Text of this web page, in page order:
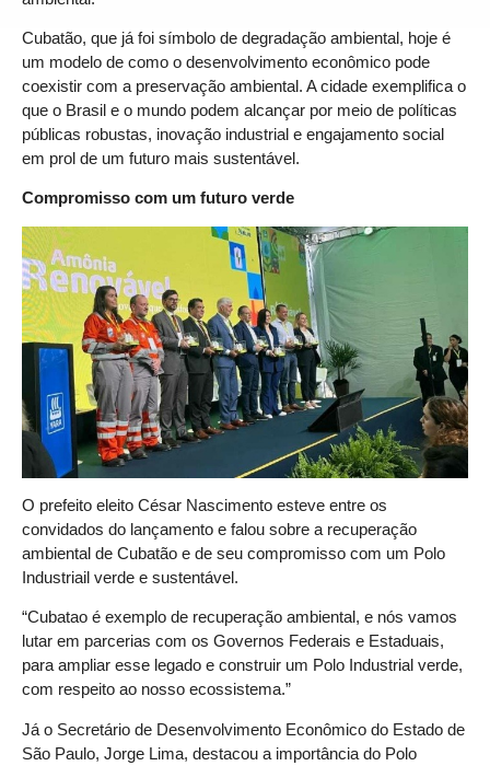
Cubatão, que já foi símbolo de degradação ambiental, hoje é
um modelo de como o desenvolvimento econômico pode
coexistir com a preservação ambiental. A cidade exemplifica o
que o Brasil e o mundo podem alcançar por meio de políticas
públicas robustas, inovação industrial e engajamento social
em prol de um futuro mais sustentável.
Compromisso com um futuro verde
O prefeito eleito César Nascimento esteve entre os
convidados do lançamento e falou sobre a recuperação
ambiental de Cubatão e de seu compromisso com um Polo
Industriail verde e sustentável.
“Cubatao é exemplo de recuperação ambiental, e nós vamos
lutar em parcerias com os Governos Federais e Estaduais,
para ampliar esse legado e construir um Polo Industrial verde,
com respeito ao nosso ecossistema.”
Já o Secretário de Desenvolvimento Econômico do Estado de
São Paulo, Jorge Lima, destacou a importância do Polo